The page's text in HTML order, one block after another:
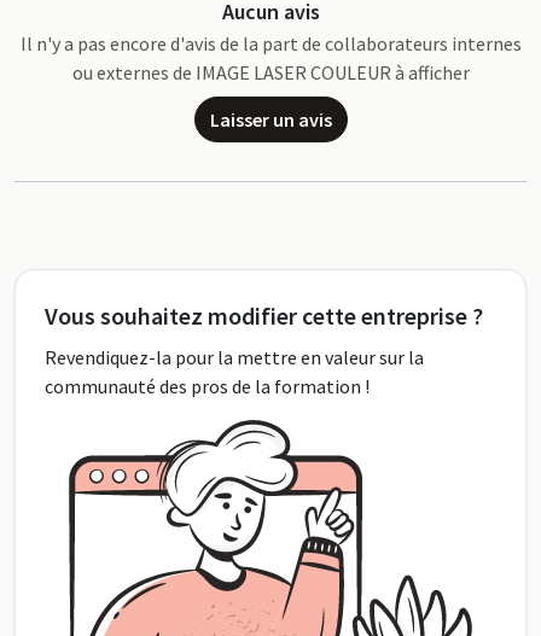
Aucun avis
Il n'y a pas encore d'avis de la part de collaborateurs internes
ou externes de IMAGE LASER COULEUR à afficher
Laisser un avis
Vous souhaitez modifier cette entreprise ?
Revendiquez-la pour la mettre en valeur sur la
communauté des pros de la formation !